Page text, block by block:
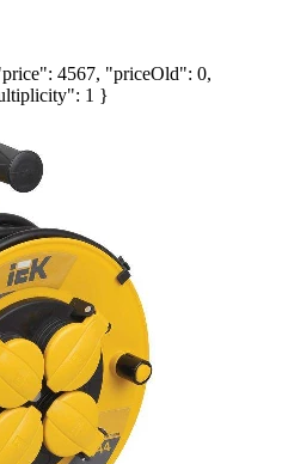
4567, "priceOld": 0,
1 }